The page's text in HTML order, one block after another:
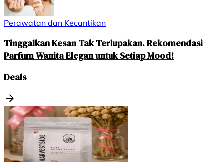
Perawatan dan Kecantikan
Tinggalkan Kesan Tak Terlupakan. Rekomendasi
Parfum Wanita Elegan untuk Setiap Mood!
Deals